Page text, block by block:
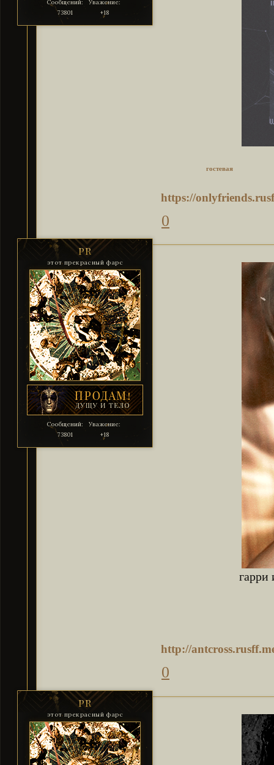
Сообщений:
73801
Уважение:
+18
гостевая
https://
0
PR
этот прекрасный фарс
Сообщений:
73801
Уважение:
+18
http://
0
PR
этот прекрасный фарс